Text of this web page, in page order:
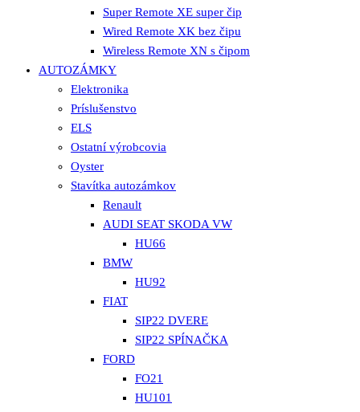
Super Remote XE super čip
Wired Remote XK bez čipu
Wireless Remote XN s čipom
AUTOZÁMKY
Elektronika
Príslušenstvo
ELS
Ostatní výrobcovia
Oyster
Stavítka autozámkov
Renault
AUDI SEAT SKODA VW
HU66
BMW
HU92
FIAT
SIP22 DVERE
SIP22 SPÍNAČKA
FORD
FO21
HU101